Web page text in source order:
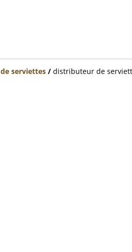
serviettes / distributeur de